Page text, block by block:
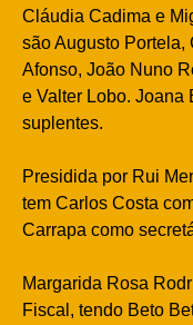
Cláudia Cadima e
são Augusto Portela,
Afonso, João Nuno
e Valter Lobo. Joana
suplentes.
Presidida por Rui
tem Carlos Costa
Carrapa como
Margarida Rosa
Fiscal, tendo Beto